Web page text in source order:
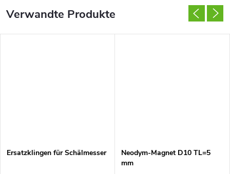
Verwandte Produkte
Ersatzklingen für Schälmesser
Neodym-Magnet D10 TL=5
mm